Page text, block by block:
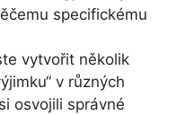
specifickému
vytvořit několik
v různých
osvojili správné